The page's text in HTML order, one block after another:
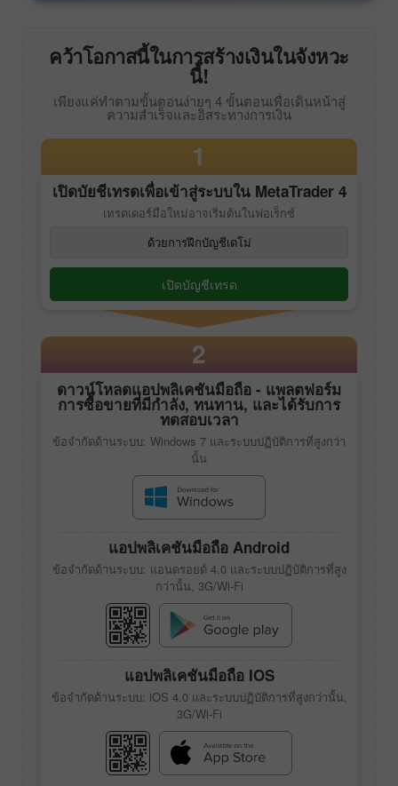
คว้าโอกาสนี้ในการสร้างเงินในจังหวะ
นี้!
เพียงแค่ทำตามขั้นตอนง่ายๆ 4 ขั้นตอนเพื่อเดินหน้าสู่
ความสำเร็จและอิสระทางการเงิน
1
เปิดบัยชีเทรดเพื่อเข้าสู่ระบบใน MetaTrader 4
เทรดเดอร์มือใหม่อาจเริ่มต้นในฟอเร็กซ์
ด้วยการฝึกบัญชีเดโม่
เปิดบัญชีเทรด
2
ดาวน์โหลดแอปพลิเคชันมือถือ - แพลตฟอร์ม
การซื้อขายที่มีกำลัง, ทนทาน, และได้รับการ
ทดสอบเวลา
ข้อจำกัดด้านระบบ: Windows 7 และระบบปฏิบัติการที่สูงกว่า
นั้น
แอปพลิเคชันมือถือ Android
ข้อจำกัดด้านระบบ: แอนดรอยด์ 4.0 และระบบปฏิบัติการที่สูง
กว่านั้น, 3G/Wi-Fi
แอปพลิเคชันมือถือ IOS
ข้อจำกัดด้านระบบ: iOS 4.0 และระบบปฏิบัติการที่สูงกว่านั้น,
3G/Wi-Fi